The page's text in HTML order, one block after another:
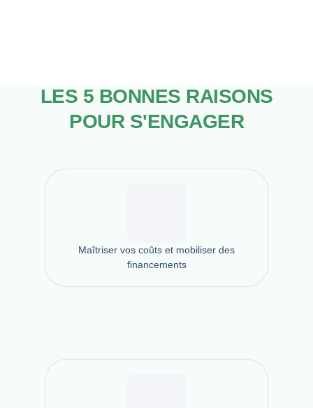
LES 5 BONNES RAISONS
POUR S'ENGAGER
Maîtriser vos coûts et mobiliser des
financements